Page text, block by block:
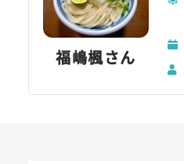
福嶋楓さん